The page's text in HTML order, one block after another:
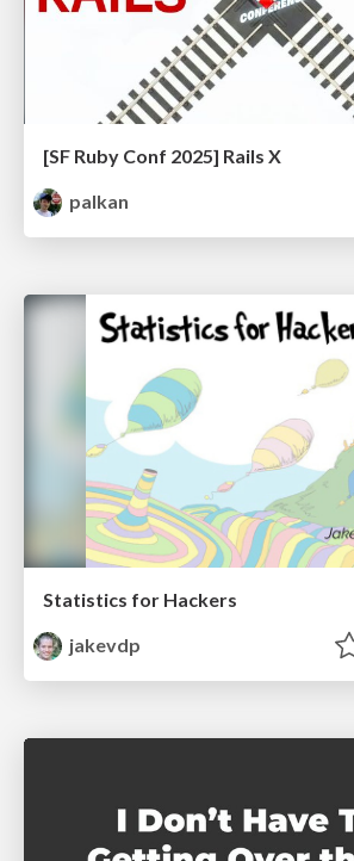
[SF Ruby Conf 2025] Rails X
palkan
Statistics for Hackers
jakevdp